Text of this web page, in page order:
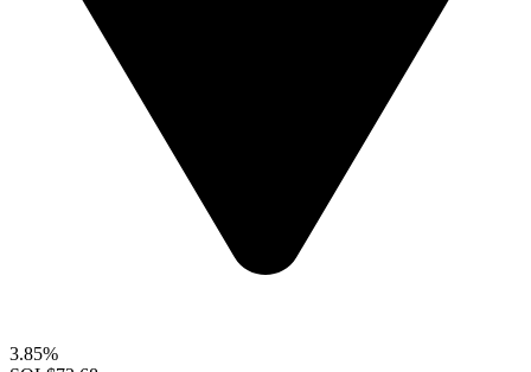
3.85%